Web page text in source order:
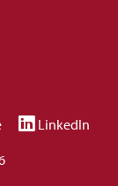
LinkedIn